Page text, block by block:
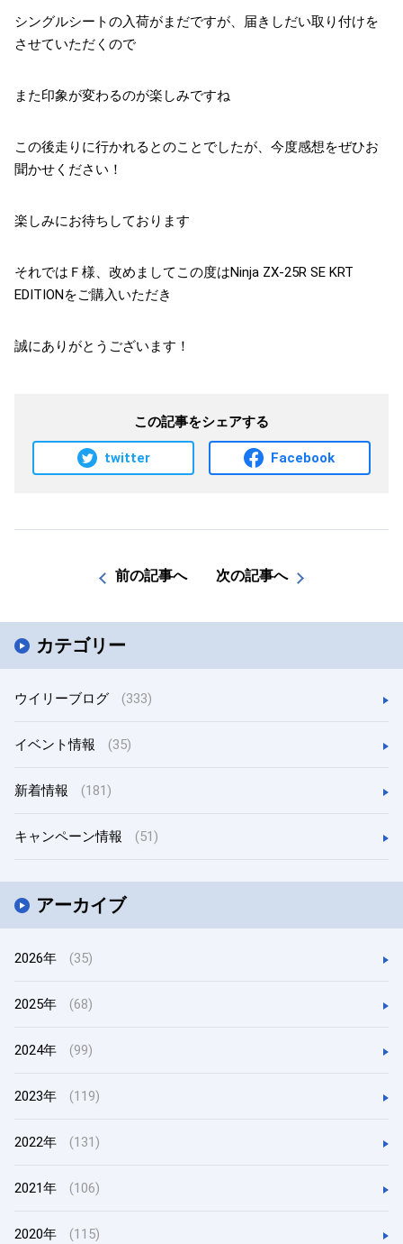
カテゴリー
ウイリーブログ (333)
イベント情報 (35)
新着情報 (181)
キャンペーン情報 (51)
アーカイブ
2026年 (35)
2025年 (68)
2024年 (99)
2023年 (119)
2022年 (131)
2021年 (106)
2020年 (115)
シングルシートの入荷がまだですが、届きしだい取り付けを
させていただくので
また印象が変わるのが楽しみですね
この後走りに行かれるとのことでしたが、今度感想をぜひお
聞かせください！
楽しみにお待ちしております
それではＦ様、改めましてこの度はNinja ZX-25R SE KRT
EDITIONをご購入いただき
誠にありがとうございます！
この記事をシェアする
twitter Facebook
前の記事へ 次の記事へ